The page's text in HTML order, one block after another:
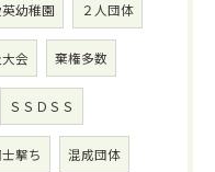
英幼稚園 ２人団体
会 棄権多数
ＳＳＤＳＳ
撃ち 混成団体